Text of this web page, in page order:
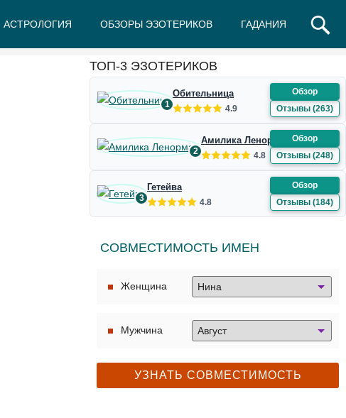
АСТРОЛОГИЯ ОБЗОРЫ ЭЗОТЕРИКОВ ГАДАНИЯ
ТОП-3 ЭЗОТЕРИКОВ
1
Обительница
4.9
Обзор
Отзывы (263)
2
Амилика Ленорман
4.8
Обзор
Отзывы (248)
3
Гетейва
4.8
Обзор
Отзывы (184)
СОВМЕСТИМОСТЬ ИМЕН
Женщина
Мужчина